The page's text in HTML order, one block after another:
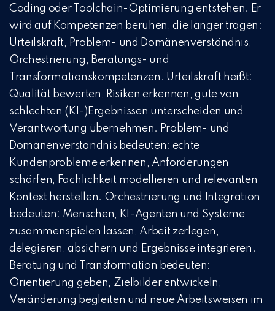
Coding oder Toolchain-Optimierung entstehen. Er
wird auf Kompetenzen beruhen, die länger tragen:
Urteilskraft, Problem- und Domänenverständnis,
Orchestrierung, Beratungs- und
Transformationskompetenzen. Urteilskraft heißt:
Qualität bewerten, Risiken erkennen, gute von
schlechten (KI-)Ergebnissen unterscheiden und
Verantwortung übernehmen. Problem- und
Domänenverständnis bedeuten: echte
Kundenprobleme erkennen, Anforderungen
schärfen, Fachlichkeit modellieren und relevanten
Kontext herstellen. Orchestrierung und Integration
bedeuten: Menschen, KI-Agenten und Systeme
zusammenspielen lassen, Arbeit zerlegen,
delegieren, absichern und Ergebnisse integrieren.
Beratung und Transformation bedeuten:
Orientierung geben, Zielbilder entwickeln,
Veränderung begleiten und neue Arbeitsweisen im